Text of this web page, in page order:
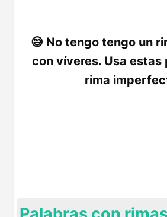
No tengo tengo un
con víveres. Usa estas
rima